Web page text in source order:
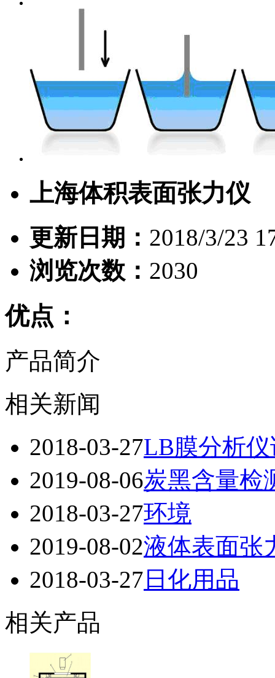
上海体积表面张力仪
更新日期： 2018/3/23
浏览次数： 2030
优点：
产品简介
相关新闻
2018-03-27LB膜分析
2019-08-06炭黑含量检
2018-03-27环境
2019-08-02液体表面张
2018-03-27 日化用品
相关产品